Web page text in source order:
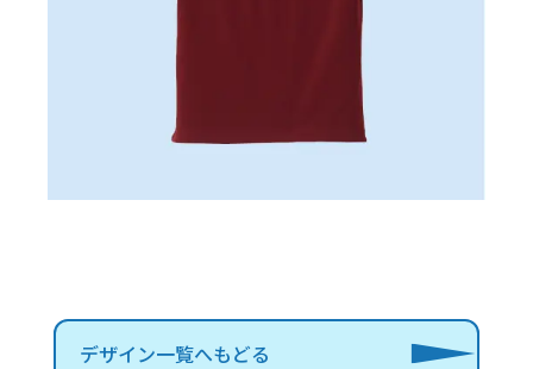
デザイン一覧へもどる